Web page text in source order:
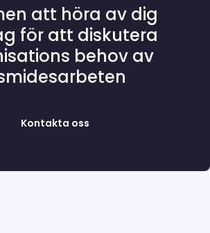
att höra av dig
för att diskutera
behov av
Kontakta oss